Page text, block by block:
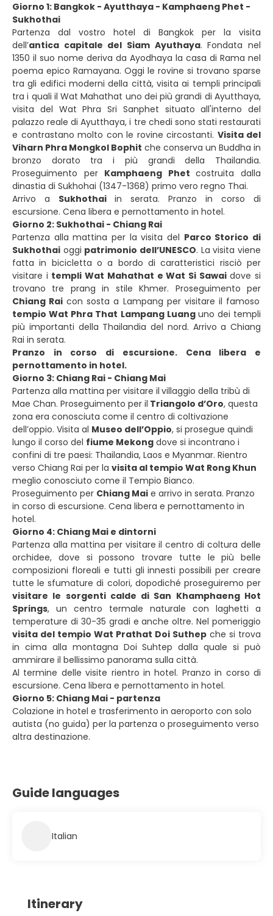
Giorno 1: Bangkok - Ayutthaya - Kamphaeng Phet -
Sukhothai
Partenza dal vostro hotel di Bangkok per la visita
dell’antica capitale del Siam Ayuthaya. Fondata nel
1350 il suo nome deriva da Ayodhaya la casa di Rama nel
poema epico Ramayana. Oggi le rovine si trovano sparse
tra gli edifici moderni della città, visita ai templi principali
tra i quali il Wat Mahathat uno dei più grandi di Ayutthaya,
visita del Wat Phra Sri Sanphet situato all'interno del
palazzo reale di Ayutthaya, i tre chedi sono stati restaurati
e contrastano molto con le rovine circostanti. Visita del
Viharn Phra Mongkol Bophit che conserva un Buddha in
bronzo dorato tra i più grandi della Thailandia.
Proseguimento per Kamphaeng Phetcostruita dalla
dinastia di Sukhohai (1347-1368) primo vero regno Thai.
Arrivo a Sukhothai in serata. Pranzo in corso di
escursione. Cena libera e pernottamento in hotel.
Giorno 2: Sukhothai - Chiang Rai
Partenza alla mattina per la visita del Parco Storico di
Sukhothai oggi patrimonio dell’UNESCO. La visita viene
fatta in bicicletta o a bordo di caratteristici risciò per
visitare i templi Wat Mahathat e Wat Si Sawaidove si
trovano tre prang in stile Khmer. Proseguimento per
Chiang Rai con sosta a Lampang per visitare il famoso
tempio Wat Phra That Lampang Luang uno dei templi
più importanti della Thailandia del nord. Arrivo a Chiang
Rai in serata.
Pranzo in corso di escursione. Cena libera e
pernottamento in hotel.
Giorno 3: Chiang Rai - Chiang Mai
Partenza alla mattina per visitare il villaggio della tribù di
Mae Chan. Proseguimento per il Triangolo d’Oro, questa
zona era conosciuta come il centro di coltivazione
dell’oppio. Visita al Museo dell’Oppio, si prosegue quindi
lungo il corso del fiume Mekong dove si incontrano i
confini di tre paesi: Thailandia, Laos e Myanmar. Rientro
verso Chiang Rai per la visita al tempio Wat Rong Khun
meglio conosciuto come il Tempio Bianco.
Proseguimento per Chiang Mai e arrivo in serata. Pranzo
in corso di escursione. Cena libera e pernottamento in
hotel.
Giorno 4: Chiang Mai e dintorni
Partenza alla mattina per visitare il centro di coltura delle
orchidee, dove si possono trovare tutte le più belle
composizioni floreali e tutti gli innesti possibili per creare
tutte le sfumature di colori, dopodiché proseguiremo per
visitare le sorgenti calde di San Khamphaeng Hot
Springs, un centro termale naturale con laghetti a
temperature di 30-35 gradi e anche oltre. Nel pomeriggio
visita del tempio Wat Prathat Doi Suthep che si trova
in cima alla montagna Doi Suhtep dalla quale si può
ammirare il bellissimo panorama sulla città.
Al termine delle visite rientro in hotel. Pranzo in corso di
escursione. Cena libera e pernottamento in hotel.
Giorno 5: Chiang Mai - partenza
Colazione in hotel e trasferimento in aeroporto con solo
autista (no guida) per la partenza o proseguimento verso
altra destinazione.
Guide languages
Italian
Itinerary